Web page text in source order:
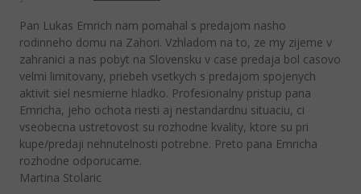
Pan Lukas Emrich nam pomahal s predajom nasho
rodinneho domu na Zahori. Vzhladom na to, ze my zijeme v
zahranici a nas pobyt na Slovensku v case predaja bol casovo
velmi limitovany, priebeh vsetkych s predajom spojenych
aktivit siel nesmierne hladko. Profesionalny pristup pana
Emricha, jeho ochota riesti aj nestandardnu situaciu, ci
vseobecna ustretovost su rozhodne kvality, ktore su pri
kupe/predaji nehnutelnosti potrebne. Preto pana Emricha
rozhodne odporucame.
Martina Stolaric